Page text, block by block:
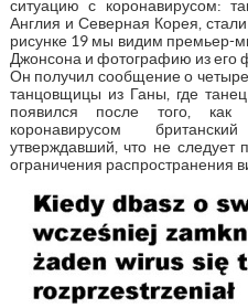
ситуацию с коронавирусом:
Англия и Северная Корея,
рисунке 19 мы видим премьер-
Джонсона и фотографию из его
Он получил сообщение о
танцовщицы из Ганы, где
появился после того,
коронавирусом
утверждавший, что не следует
ограничения распространения